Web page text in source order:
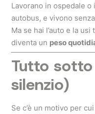
Lavorano in ospedale
autobus, e vivono
Ma se hai l’auto e la
diventa un peso
Tutto
silenzio)
Se c’è un motivo per